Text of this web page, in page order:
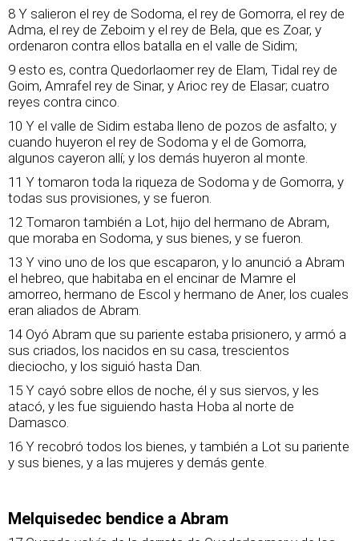
8 Y salieron el rey de Sodoma, el rey de Gomorra, el rey de
Adma, el rey de Zeboim y el rey de Bela, que es Zoar, y
ordenaron contra ellos batalla en el valle de Sidim;
9 esto es, contra Quedorlaomer rey de Elam, Tidal rey de
Goim, Amrafel rey de Sinar, y Arioc rey de Elasar; cuatro
reyes contra cinco.
10 Y el valle de Sidim estaba lleno de pozos de asfalto; y
cuando huyeron el rey de Sodoma y el de Gomorra,
algunos cayeron allí; y los demás huyeron al monte.
11 Y tomaron toda la riqueza de Sodoma y de Gomorra, y
todas sus provisiones, y se fueron.
12 Tomaron también a Lot, hijo del hermano de Abram,
que moraba en Sodoma, y sus bienes, y se fueron.
13 Y vino uno de los que escaparon, y lo anunció a Abram
el hebreo, que habitaba en el encinar de Mamre el
amorreo, hermano de Escol y hermano de Aner, los cuales
eran aliados de Abram.
14 Oyó Abram que su pariente estaba prisionero, y armó a
sus criados, los nacidos en su casa, trescientos
dieciocho, y los siguió hasta Dan.
15 Y cayó sobre ellos de noche, él y sus siervos, y les
atacó, y les fue siguiendo hasta Hoba al norte de
Damasco.
16 Y recobró todos los bienes, y también a Lot su pariente
y sus bienes, y a las mujeres y demás gente.
Melquisedec bendice a Abram